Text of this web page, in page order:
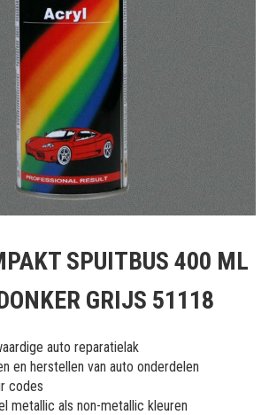
SPUITBUS 400 ML
GRIJS 51118
auto reparatielak
en herstellen van auto onderdelen
codes
metallic als non-metallic kleuren